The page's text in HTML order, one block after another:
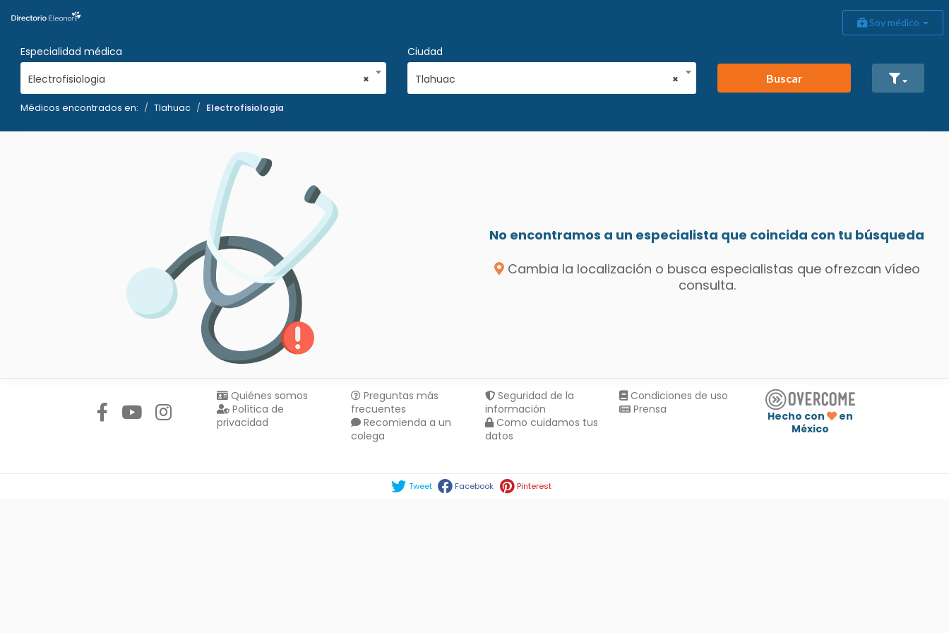
Soy médico
Especialidad médica
×
Electrofisiologia
Ciudad
×
Tlahuac Buscar
Médicos encontrados en: Tlahuac Electrofisiologia
No encontramos a un especialista que coincida con tu búsqueda
Cambia la localización o busca especialistas que ofrezcan vídeo
consulta.
Quiénes somos
Política de
privacidad
Preguntas más
frecuentes
Recomienda a un
colega
Seguridad de la
información
Como cuidamos tus
datos
Condiciones de uso
Prensa
Hecho con
en
México
Tweet Facebook Pinterest